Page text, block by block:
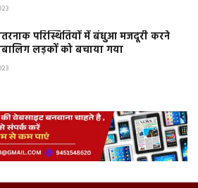
परिस्थितियों में बंधुआ मजदूरी करने
लड़कों को बचाया गया